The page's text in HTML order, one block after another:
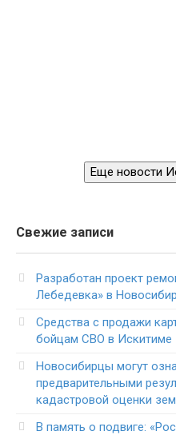
Еще новости
Свежие записи
Разработан проект
Лебедевка» в
Средства с продажи
бойцам СВО в Искитиме
Новосибирцы могут
предварительными
кадастровой оценки
В память о подвиге: